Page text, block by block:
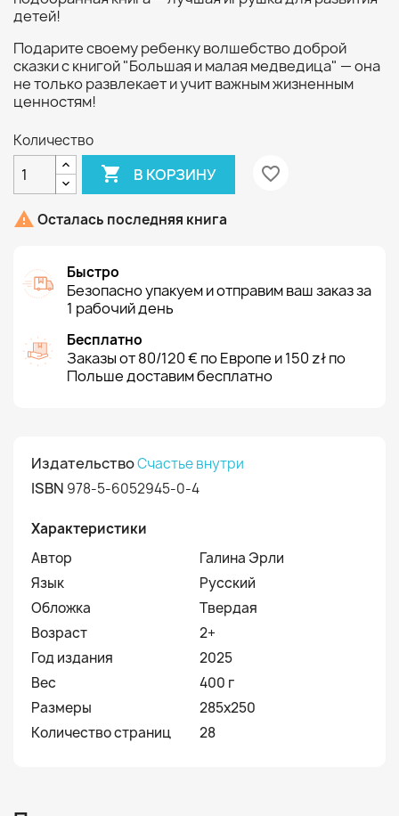
детей!
Подарите своему ребенку волшебство доброй
сказки с книгой "Большая и малая медведица" — она
не только развлекает и учит важным жизненным
ценностям!
Количество
 В КОРЗИНУ favorite_border
 Осталась последняя книга
Быстро
Безопасно упакуем и отправим ваш заказ за
1 рабочий день
Бесплатно
Заказы от 80/120 € по Европе и 150 zł по
Польше доставим бесплатно
ИздательствоСчастье внутри
ISBN 978-5-6052945-0-4
Характеристики
Автор
Галина Эрли
Язык
Русский
Обложка
Твердая
Возраст
2+
Год издания
2025
Вес
400 г
Размеры
285х250
Количество страниц
28